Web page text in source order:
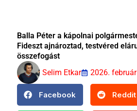
Balla Péter a kápolnai
Fideszt ajnároztad, testvéred
összefogást
Selim Etkar
2026.
Facebook Reddit